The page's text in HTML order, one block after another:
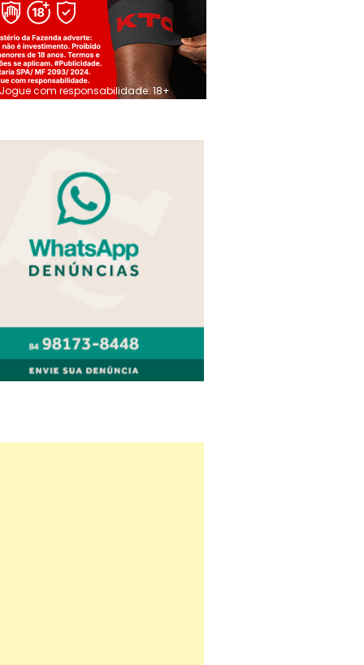
Jogue com responsabilidade. 18+